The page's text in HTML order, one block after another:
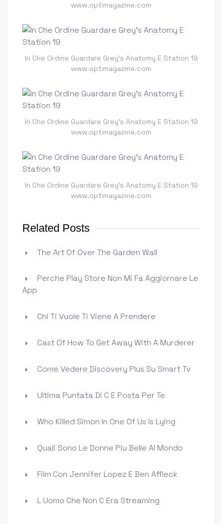
www.optimagazine.com
In Che Ordine Guardare Grey's Anatomy E Station 19
www.optimagazine.com
In Che Ordine Guardare Grey's Anatomy E Station 19
www.optimagazine.com
In Che Ordine Guardare Grey's Anatomy E Station 19
www.optimagazine.com
Related Posts
The Art Of Over The Garden Wall
Perche Play Store Non Mi Fa Aggiornare Le
App
Chi Ti Vuole Ti Viene A Prendere
Cast Of How To Get Away With A Murderer
Come Vedere Discovery Plus Su Smart Tv
Ultima Puntata Di C E Posta Per Te
Who Killed Simon In One Of Us Is Lying
Quali Sono Le Donne Piu Belle Al Mondo
Film Con Jennifer Lopez E Ben Affleck
L Uomo Che Non C Era Streaming